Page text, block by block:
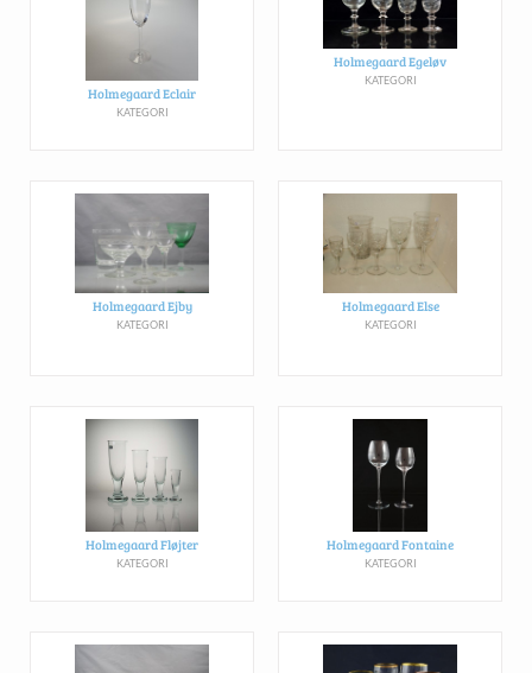
Holmegaard Eclair
KATEGORI
Holmegaard Egeløv
KATEGORI
Holmegaard Ejby
KATEGORI
Holmegaard Else
KATEGORI
Holmegaard Fløjter
KATEGORI
Holmegaard Fontaine
KATEGORI